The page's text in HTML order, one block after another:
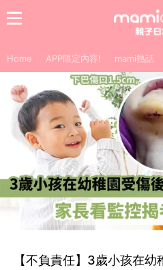
Home APP限定內容! mami熱話
【不負責任】3歲小孩在